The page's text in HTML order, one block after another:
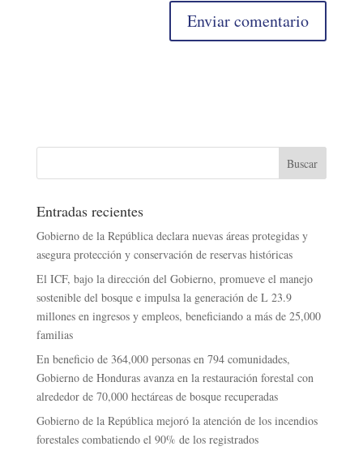
Entradas recientes
Gobierno de la República declara nuevas áreas protegidas y
asegura protección y conservación de reservas históricas
El ICF, bajo la dirección del Gobierno, promueve el manejo
sostenible del bosque e impulsa la generación de L 23.9
millones en ingresos y empleos, beneficiando a más de 25,000
familias
En beneficio de 364,000 personas en 794 comunidades,
Gobierno de Honduras avanza en la restauración forestal con
alrededor de 70,000 hectáreas de bosque recuperadas
Gobierno de la República mejoró la atención de los incendios
forestales combatiendo el 90% de los registrados